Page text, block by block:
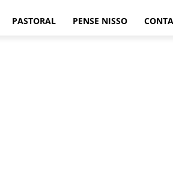
PASTORAL PENSE NISSO